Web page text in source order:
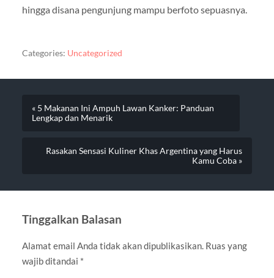
hingga disana pengunjung mampu berfoto sepuasnya.
Categories: Uncategorized
« 5 Makanan Ini Ampuh Lawan Kanker: Panduan
Lengkap dan Menarik
Rasakan Sensasi Kuliner Khas Argentina yang Harus
Kamu Coba »
Tinggalkan Balasan
Alamat email Anda tidak akan dipublikasikan. Ruas yang
wajib ditandai *